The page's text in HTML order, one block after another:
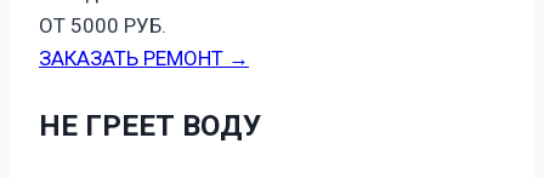
ОТ 5000 РУБ.
ЗАКАЗАТЬ РЕМОНТ →
НЕ ГРЕЕТ ВОДУ